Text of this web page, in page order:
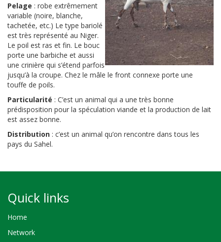
Pelage : robe extrêmement
variable (noire, blanche,
tachetée, etc.) Le type bariolé
est très représenté au Niger.
Le poil est ras et fin. Le bouc
porte une barbiche et aussi
une crinière qui s’étend parfois
jusqu’à la croupe. Chez le mâle le front connexe porte une
touffe de poils.
Particularité : C’est un animal qui a une très bonne
prédisposition pour la spéculation viande et la production de lait
est assez bonne.
Distribution : c’est un animal qu’on rencontre dans tous les
pays du Sahel.
Quick links
Home
Network